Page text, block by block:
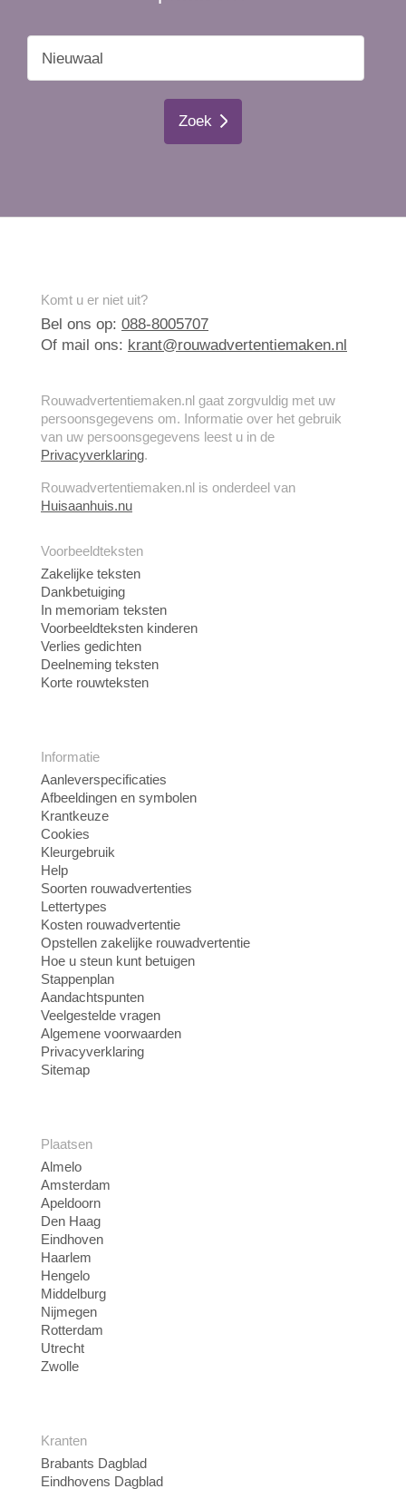
Zoek
Komt u er niet uit?
Bel ons op: 088-8005707
Of mail ons: krant@rouwadvertentiemaken.nl
Rouwadvertentiemaken.nl gaat zorgvuldig met uw
persoonsgegevens om. Informatie over het gebruik
van uw persoonsgegevens leest u in de
Privacyverklaring.
Rouwadvertentiemaken.nl is onderdeel van
Huisaanhuis.nu
Voorbeeldteksten
Zakelijke teksten
Dankbetuiging
In memoriam teksten
Voorbeeldteksten kinderen
Verlies gedichten
Deelneming teksten
Korte rouwteksten
Informatie
Aanleverspecificaties
Afbeeldingen en symbolen
Krantkeuze
Cookies
Kleurgebruik
Help
Soorten rouwadvertenties
Lettertypes
Kosten rouwadvertentie
Opstellen zakelijke rouwadvertentie
Hoe u steun kunt betuigen
Stappenplan
Aandachtspunten
Veelgestelde vragen
Algemene voorwaarden
Privacyverklaring
Sitemap
Plaatsen
Almelo
Amsterdam
Apeldoorn
Den Haag
Eindhoven
Haarlem
Hengelo
Middelburg
Nijmegen
Rotterdam
Utrecht
Zwolle
Kranten
Brabants Dagblad
Eindhovens Dagblad